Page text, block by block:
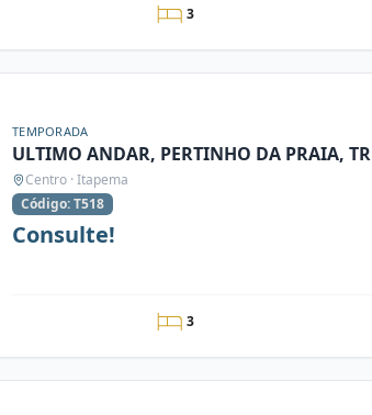
3
TEMPORADA
ULTIMO ANDAR, PERTINHO DA PRAIA,
Centro · Itapema
Código: T518
Consulte!
3